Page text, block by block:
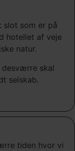
slot som er på
hotellet af veje
natur.
desværre skal
selskab.
tiden hvor vi